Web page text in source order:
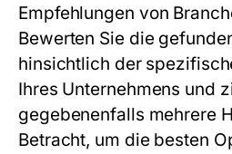
Empfehlungen von
Bewerten Sie die
hinsichtlich der
Ihres Unternehmens und
gegebenenfalls mehrere
Betracht, um die besten